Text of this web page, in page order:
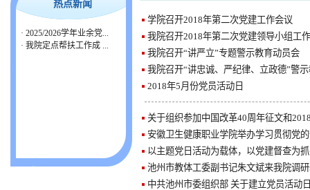
热点新闻
· 2025/2026学年业余党...
· 我院定点帮扶工作成 ...
学院召开2018年第二次党建工作会议
我院召开2018年第二次党建领导小组工
我院召开“讲严立”专题警示教育动员会
我院召开“讲忠诚、严纪律、立政德”警
2018年5月份党员活动日
关于组织参加中国改革40周年征文和
安徽卫生健康职业学院举办学习贯彻党
以主题党日活动为载体，以党建督查为
池州市教体工委副书记朱文斌来我院调
中共池州市委组织部 关于建立党员活动